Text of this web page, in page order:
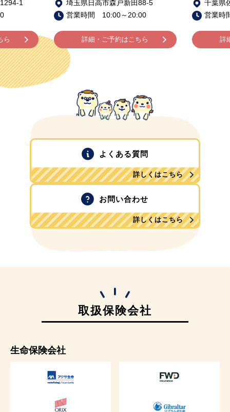
1
ら
埼玉県日高市森戸新田88-5
営業時間 10:00～20:00
詳細・ご予約はこちら
千葉県
営業時
詳
よくある質問
詳しくはこちら
お問い合わせ
詳しくはこちら
取扱保険会社
生命保険会社